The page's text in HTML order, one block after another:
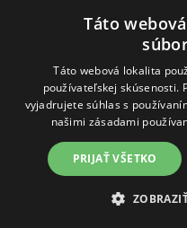
Rukavice
Táto
Táto webová lokalita
používateľskej skúsenosti.
vyjadrujete súhlas s
našimi zásadami
PRIJAŤ VŠETKO